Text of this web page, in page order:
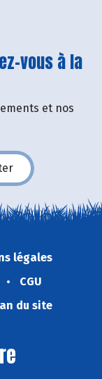
vous à la
et nos
légales
CGU
du site